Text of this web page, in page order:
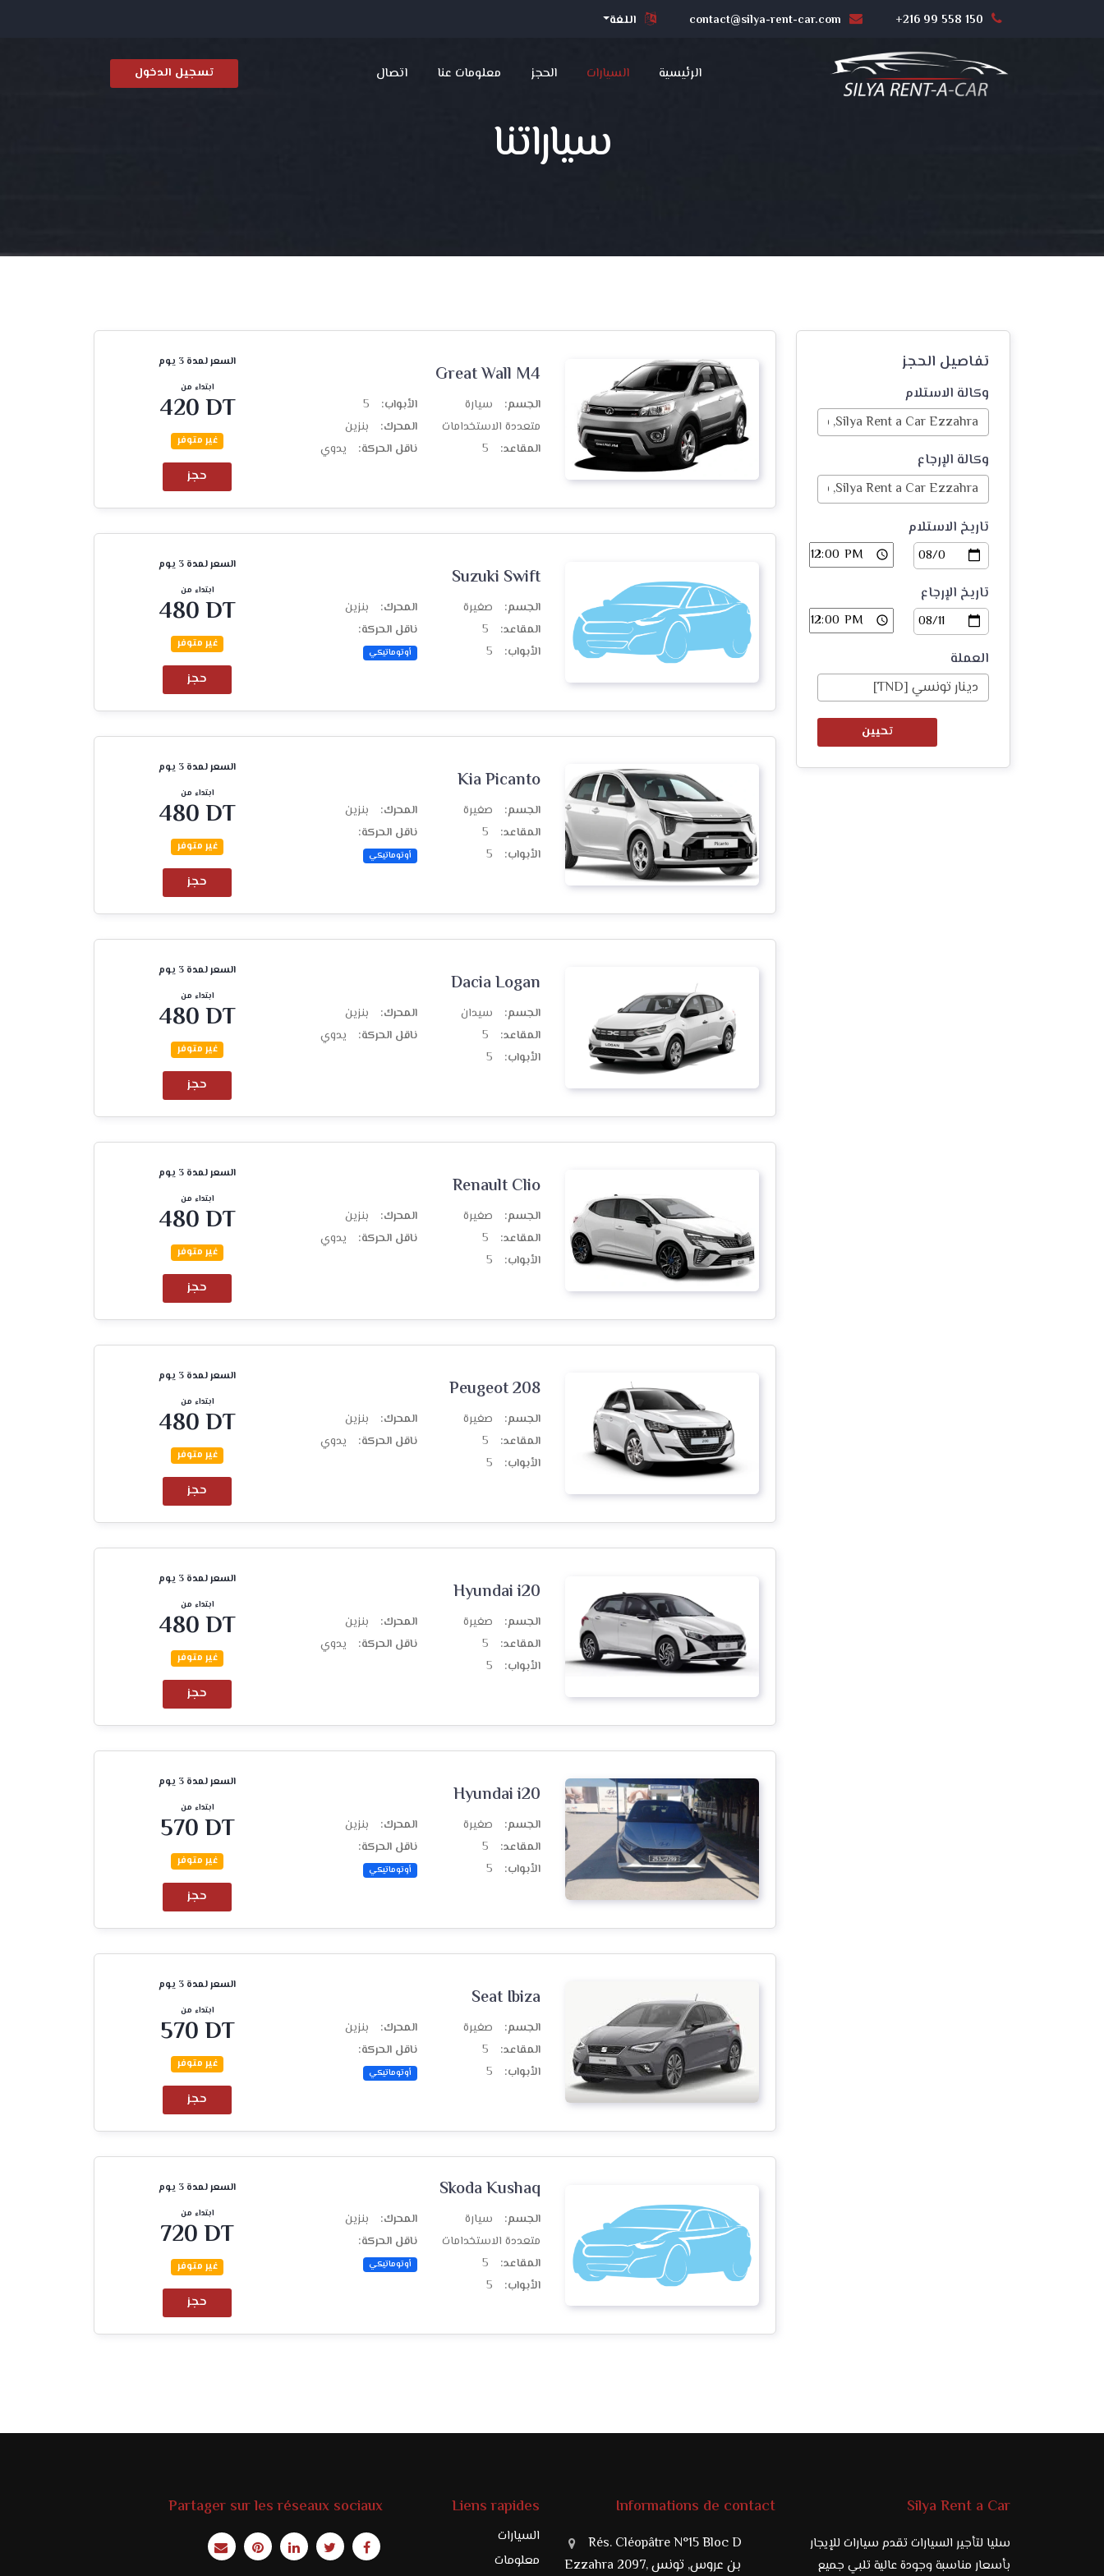
+216 99 558 150
contact@silya-rent-car.com اللغة
اتصال معلومات عنا الحجز السيارات الرئيسية تسجيل الدخول
سياراتنا
تفاصيل الحجز
وكالة الاستلام
وكالة الإرجاع
تاريخ الاستلام
تاريخ الإرجاع
العملة
Great Wall M4
الجسم:
سيارة
متعددة الاستخدامات
المقاعد:
الأبواب:
المحرك:
بنزين
ناقل الحركة:
يدوي
السعر لمدة 3 يوم
ابتداء من
420 DT
غير متوفر
حجز
Suzuki Swift
الجسم:
صغيرة
المقاعد:
الأبواب:
المحرك:
بنزين
ناقل الحركة:
أوتوماتيكي
السعر لمدة 3 يوم
ابتداء من
480 DT
غير متوفر
حجز
Kia Picanto
الجسم:
صغيرة
المقاعد:
الأبواب:
المحرك:
بنزين
ناقل الحركة:
أوتوماتيكي
السعر لمدة 3 يوم
ابتداء من
480 DT
غير متوفر
حجز
Dacia Logan
الجسم:
سيدان
المقاعد:
الأبواب:
المحرك:
بنزين
ناقل الحركة:
يدوي
السعر لمدة 3 يوم
ابتداء من
480 DT
غير متوفر
حجز
Renault Clio
الجسم:
صغيرة
المقاعد:
الأبواب:
المحرك:
بنزين
ناقل الحركة:
يدوي
السعر لمدة 3 يوم
ابتداء من
480 DT
غير متوفر
حجز
Peugeot 208
الجسم:
صغيرة
المقاعد:
الأبواب:
المحرك:
بنزين
ناقل الحركة:
يدوي
السعر لمدة 3 يوم
ابتداء من
480 DT
غير متوفر
حجز
Hyundai i20
الجسم:
صغيرة
المقاعد:
الأبواب:
المحرك:
بنزين
ناقل الحركة:
يدوي
السعر لمدة 3 يوم
ابتداء من
480 DT
غير متوفر
حجز
Hyundai i20
الجسم:
صغيرة
المقاعد:
الأبواب:
المحرك:
بنزين
ناقل الحركة:
أوتوماتيكي
السعر لمدة 3 يوم
ابتداء من
570 DT
غير متوفر
حجز
Seat Ibiza
الجسم:
صغيرة
المقاعد:
الأبواب:
المحرك:
بنزين
ناقل الحركة:
أوتوماتيكي
السعر لمدة 3 يوم
ابتداء من
570 DT
غير متوفر
حجز
Skoda Kushaq
الجسم:
سيارة
متعددة الاستخدامات
المقاعد:
الأبواب:
المحرك:
بنزين
ناقل الحركة:
أوتوماتيكي
السعر لمدة 3 يوم
ابتداء من
720 DT
غير متوفر
حجز
Silya Rent a Car
سليا لتأجير السيارات تقدم سيارات للإيجار
بأسعار مناسبة وجودة عالية تلبي جميع
Informations de contact
Rés. Cléopâtre N°15 Bloc D
Ezzahra 2097, بن عروس, تونس
Liens rapides
السيارات
معلومات
Partager sur les réseaux sociaux